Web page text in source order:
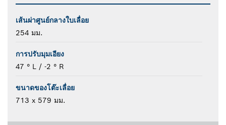
เส้นผ่าศูนย์กลางใบเลื่อย
254 มม.
การปรับมุมเอียง
47 ° L / -2 ° R
ขนาดของโต๊ะเลื่อย
713 x 579 มม.